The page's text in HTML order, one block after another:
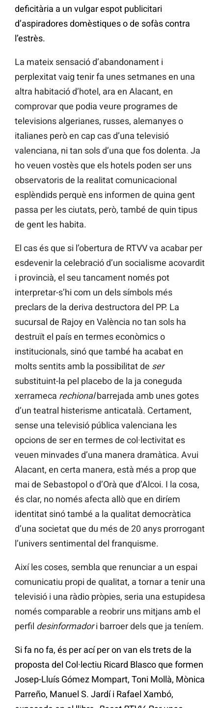
deficitària a un vulgar espot publicitari
d’aspiradores domèstiques o de sofàs contra
l’estrès.
La mateix sensació d’abandonament i
perplexitat vaig tenir fa unes setmanes en una
altra habitació d’hotel, ara en Alacant, en
comprovar que podia veure programes de
televisions algerianes, russes, alemanyes o
italianes però en cap cas d’una televisió
valenciana, ni tan sols d’una que fos dolenta. Ja
ho veuen vostès que els hotels poden ser uns
observatoris de la realitat comunicacional
esplèndids perquè ens informen de quina gent
passa per les ciutats, però, també de quin tipus
de gent les habita.
El cas és que si l’obertura de RTVV va acabar per
esdevenir la celebració d’un socialisme acovardit
i provincià, el seu tancament només pot
interpretar-s’hi com un dels símbols més
preclars de la deriva destructora del PP. La
sucursal de Rajoy en València no tan sols ha
destruït el país en termes econòmics o
institucionals, sinó que també ha acabat en
molts sentits amb la possibilitat de ser
substituint-la pel placebo de la ja coneguda
xerrameca rechionalbarrejada amb unes gotes
d’un teatral histerisme anticatalà. Certament,
sense una televisió pública valenciana les
opcions de ser en termes de col·lectivitat es
veuen minvades d’una manera dramàtica. Avui
Alacant, en certa manera, està més a prop que
mai de Sebastopol o d’Orà que d’Alcoi. I la cosa,
és clar, no només afecta allò que en diríem
identitat sinó també a la qualitat democràtica
d’una societat que du més de 20 anys prorrogant
l’univers sentimental del franquisme.
Així les coses, sembla que renunciar a un espai
comunicatiu propi de qualitat, a tornar a tenir una
televisió i una ràdio pròpies, seria una estupidesa
només comparable a reobrir uns mitjans amb el
perfil desinformadori barroer dels que ja teníem.
Si fa no fa, és per ací per on van els trets de la
proposta del Col·lectiu Ricard Blasco que formen
Josep-Lluís Gómez Mompart, Toni Mollà, Mònica
Parreño, Manuel S. Jardí i Rafael Xambó,